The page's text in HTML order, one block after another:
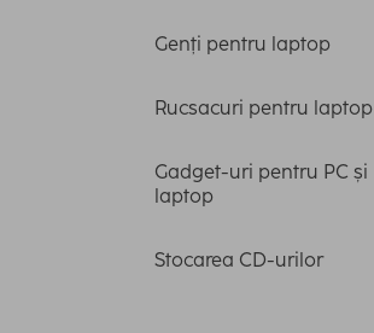
Genți pentru laptop
Rucsacuri pentru laptop
Gadget-uri pentru PC și
laptop
Stocarea CD-urilor